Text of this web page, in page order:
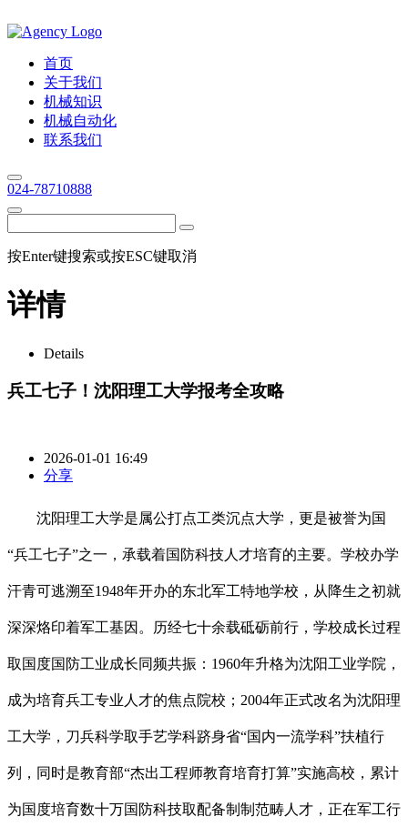
首页
关于我们
机械知识
机械自动化
联系我们
024-78710888
按Enter键搜索或按ESC键取消
详情
Details
兵工七子！沈阳理工大学报考全攻略
2026-01-01 16:49
分享
沈阳理工大学是属公打点工类沉点大学，更是被誉为国
“兵工七子”之一，承载着国防科技人才培育的主要。学校办学
汗青可逃溯至1948年开办的东北军工特地学校，从降生之初就
深深烙印着军工基因。历经七十余载砥砺前行，学校成长过程
取国度国防工业成长同频共振：1960年升格为沈阳工业学院，
成为培育兵工专业人才的焦点院校；2004年正式改名为沈阳理
工大学，刀兵科学取手艺学科跻身省“国内一流学科”扶植行
列，同时是教育部“杰出工程师教育培育打算”实施高校，累计
为国度培育数十万国防科技取配备制制范畴人才，正在军工行